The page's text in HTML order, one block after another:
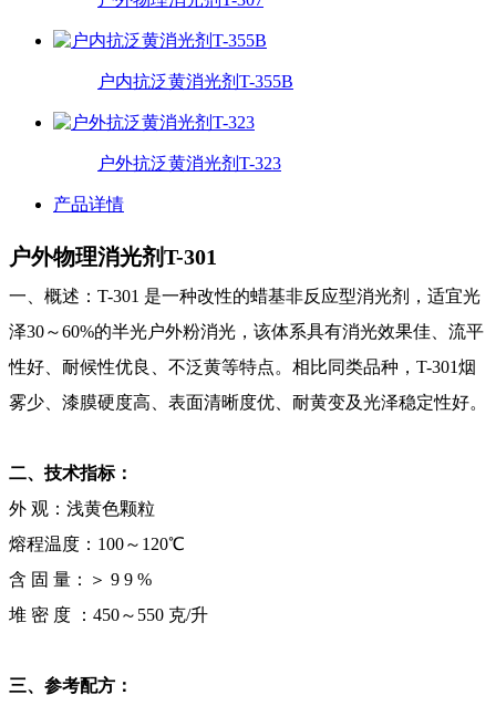
户内抗泛黄消光剂T-355B
户外抗泛黄消光剂T-323
产品详情
户外物理消光剂T-301
一、概述：T-301 是一种改性的蜡基非反应型消光剂，适宜光
泽30～60%的半光户外粉消光，该体系具有消光效果佳、流平
性好、耐候性优良、不泛黄等特点。相比同类品种，T-301烟
雾少、漆膜硬度高、表面清晰度优、耐黄变及光泽稳定性好。
二、技术指标：
外 观：浅黄色颗粒
熔程温度：100～120℃
含 固 量：＞ 9 9 %
堆 密 度 ：450～550 克/升
三、参考配方：